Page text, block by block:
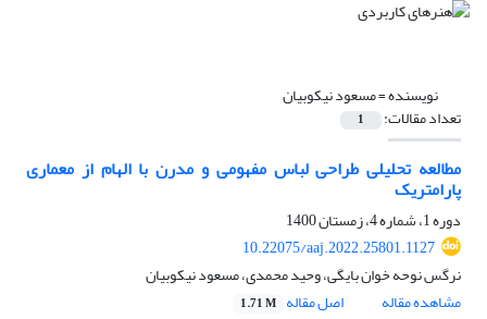
نویسنده =مسعود نیکوبیان
تعداد مقالات: 1
مطالعه تحلیلی طراحی لباس مفهومی و مدرن با الهام از معماری
پارامتریک
دوره 1، شماره 4، زمستان 1400
10.22075/aaj.2022.25801.1127
نرگس نوحه خوان بایگی، وحید محمدی، مسعود نیکوبیان
مشاهده مقاله
اصل مقاله 1.71 M